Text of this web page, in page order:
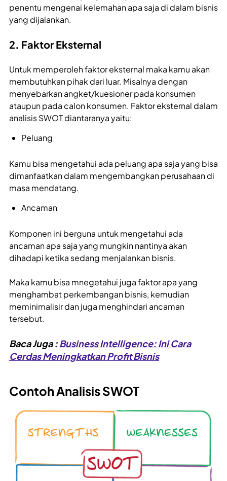
penentu mengenai kelemahan apa saja di dalam bisnis
yang dijalankan.
2. Faktor Eksternal
Untuk memperoleh faktor eksternal maka kamu akan
membutuhkan pihak dari luar. Misalnya dengan
menyebarkan angket/kuesioner pada konsumen
ataupun pada calon konsumen. Faktor eksternal dalam
analisis SWOT diantaranya yaitu:
Peluang
Kamu bisa mengetahui ada peluang apa saja yang bisa
dimanfaatkan dalam mengembangkan perusahaan di
masa mendatang.
Ancaman
Komponen ini berguna untuk mengetahui ada
ancaman apa saja yang mungkin nantinya akan
dihadapi ketika sedang menjalankan bisnis.
Maka kamu bisa mnegetahui juga faktor apa yang
menghambat perkembangan bisnis, kemudian
meminimalisir dan juga menghindari ancaman
tersebut.
Baca Juga :Business Intelligence: Ini Cara
Cerdas Meningkatkan Profit Bisnis
Contoh Analisis SWOT